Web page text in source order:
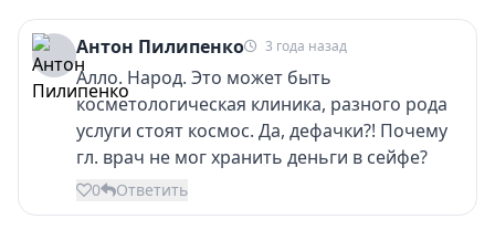
Антон Пилипенко 3 года назад
Алло. Народ. Это может быть
косметологическая клиника, разного рода
услуги стоят космос. Да, дефачки?! Почему
гл. врач не мог хранить деньги в сейфе?
0 Ответить